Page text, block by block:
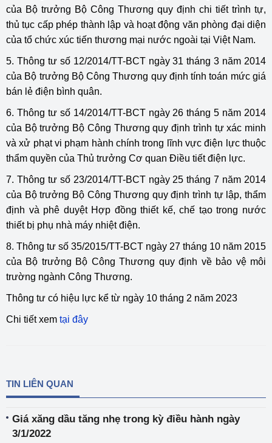
của Bộ trưởng Bộ Công Thương quy định chi tiết trình tự,
thủ tục cấp phép thành lập và hoạt động văn phòng đại diện
của tổ chức xúc tiến thương mại nước ngoài tại Việt Nam.
5. Thông tư số 12/2014/TT-BCT ngày 31 tháng 3 năm 2014
của Bộ trưởng Bộ Công Thương quy định tính toán mức giá
bán lẻ điện bình quân.
6. Thông tư số 14/2014/TT-BCT ngày 26 tháng 5 năm 2014
của Bộ trưởng Bộ Công Thương quy định trình tự xác minh
và xử phạt vi phạm hành chính trong lĩnh vực điện lực thuộc
thẩm quyền của Thủ trưởng Cơ quan Điều tiết điện lực.
7. Thông tư số 23/2014/TT-BCT ngày 25 tháng 7 năm 2014
của Bộ trưởng Bộ Công Thương quy định trình tự lập, thẩm
định và phê duyệt Hợp đồng thiết kế, chế tạo trong nước
thiết bị phụ nhà máy nhiệt điện.
8. Thông tư số 35/2015/TT-BCT ngày 27 tháng 10 năm 2015
của Bộ trưởng Bộ Công Thương quy định về bảo vệ môi
trường ngành Công Thương.
Thông tư có hiệu lực kể từ ngày 10 tháng 2 năm 2023
Chi tiết xem tại đây
TIN LIÊN QUAN
Giá xăng dầu tăng nhẹ trong kỳ điều hành ngày
3/1/2022